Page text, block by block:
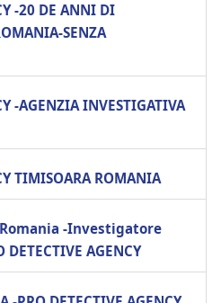
-20 DE ANNI DI
SENZA
-AGENZIA INVESTIGATIVA
TIMISOARA ROMANIA
-Investigatore
AGENCY